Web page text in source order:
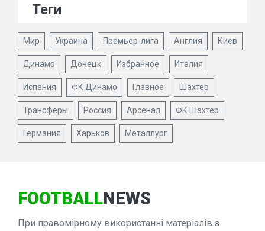
Теги
Мир Украина Премьер-лига Англия Киев
Динамо Донецк Избранное Италия
Испания ФК Динамо Главное Шахтер
Трансферы Россия Арсенал ФК Шахтер
Германия Харьков Металлург
FOOTBALLNEWS
При правомірному використанні матеріалів з